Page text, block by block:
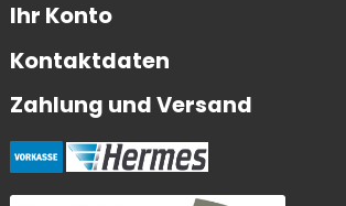
Ihr Konto
Kontaktdaten
Zahlung und Versand